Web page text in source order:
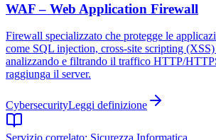
WAF – Web Application Firewall
Firewall specializzato che protegge le
come SQL injection, cross-site scripting
analizzando e filtrando il traffico HTTP/
raggiunga il server.
CybersecurityLeggi definizione